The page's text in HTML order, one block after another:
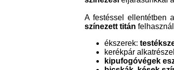
A festéssel ellentétben
színezett titán
ékszerek:
kerékpár
kipufogóvégek